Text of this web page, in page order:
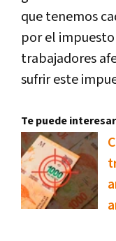
que tenemos
por el
trabajadores
sufrir este
Te puede interesar